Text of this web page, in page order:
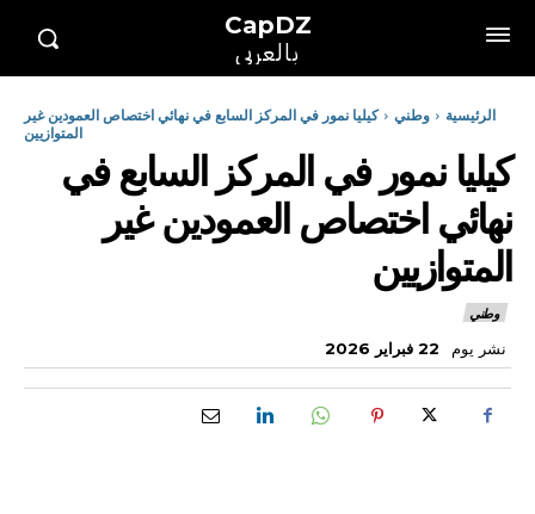
CapDZ
بالعربي
الرئيسية وطني
كيليا نمور في المركز السابع في نهائي اختصاص العمودين غير
المتوازيين
كيليا نمور في المركز السابع في
نهائي اختصاص العمودين غير
المتوازيين
وطني
نشر يوم 22 فبراير 2026